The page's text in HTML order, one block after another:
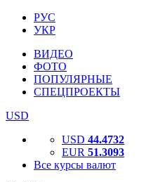
РУС
УКР
ВИДЕО
ФОТО
ПОПУЛЯРНЫЕ
СПЕЦПРОЕКТЫ
USD
USD 44.4732
EUR 51.3093
Все курсы валют